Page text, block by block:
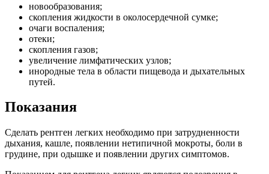
новообразования;
скопления жидкости в околосердечной сумке;
очаги воспаления;
отеки;
скопления газов;
увеличение лимфатических узлов;
инородные тела в области пищевода и дыхательных
путей.
Показания
Сделать рентген легких необходимо при затрудненности
дыхания, кашле, появлении нетипичной мокроты, боли в
грудине, при одышке и появлении других симптомов.